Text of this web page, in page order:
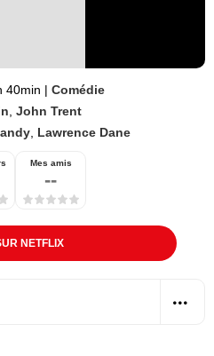
40min | Comédie
John Trent
Lawrence Dane
Mes amis
--
NETFLIX